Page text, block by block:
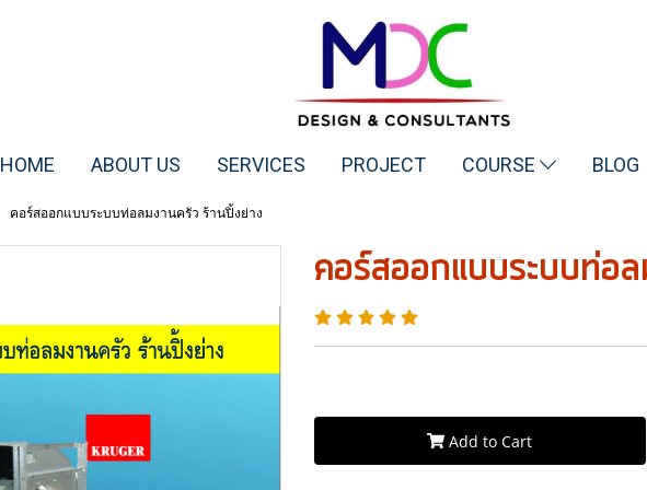
HOME ABOUT US SERVICES PROJECT COURSE BLOG
คอร์สออกแบบระบบท่อลมงานครัว ร้านปิ้งย่าง
คอร์สออกแบบระบบท่อ
Add to Cart